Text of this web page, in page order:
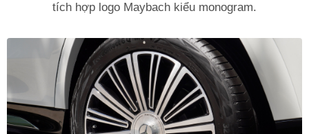
tích hợp logo Maybach kiểu monogram.